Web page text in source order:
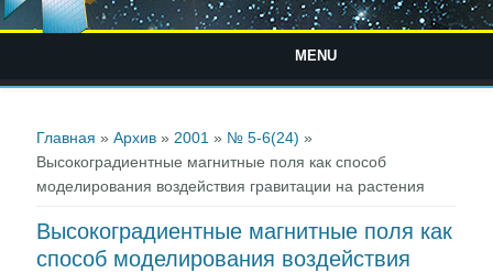
MENU
Главная »Архив » 2001 » № 5-6(24) »
Высокоградиентные магнитные поля как способ
моделирования воздействия гравитации на растения
Высокоградиентные магнитные поля как
способ моделирования воздействия